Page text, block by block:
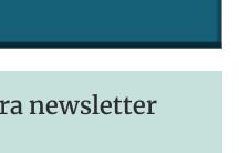
newsletter